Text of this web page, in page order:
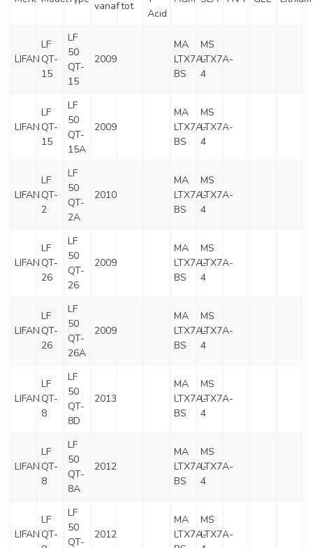
vanaftot
Acid
LIFAN
LF
QT-
15
LF
50
QT-
15
2009
MA
LTX7A-
BS
MS
LTX7A-
4
LIFAN
LF
QT-
15
LF
50
QT-
15A
2009
MA
LTX7A-
BS
MS
LTX7A-
4
LIFAN
LF
QT-
2
LF
50
QT-
2A
2010
MA
LTX7A-
BS
MS
LTX7A-
4
LIFAN
LF
QT-
26
LF
50
QT-
26
2009
MA
LTX7A-
BS
MS
LTX7A-
4
LIFAN
LF
QT-
26
LF
50
QT-
26A
2009
MA
LTX7A-
BS
MS
LTX7A-
4
LIFAN
LF
QT-
8
LF
50
QT-
8D
2013
MA
LTX7A-
BS
MS
LTX7A-
4
LIFAN
LF
QT-
8
LF
50
QT-
8A
2012
MA
LTX7A-
BS
MS
LTX7A-
4
LIFAN
LF
QT-
LF
50
QT-
2012
MA
LTX7A-
MS
LTX7A-